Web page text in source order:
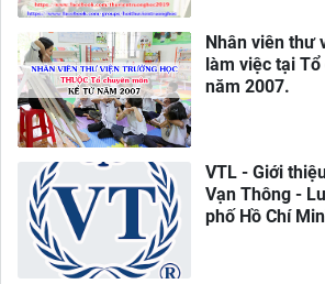
Nhân viên thư
làm việc tại
năm 2007.
VTL - Giới
Vạn Thông -
phố Hồ Chí